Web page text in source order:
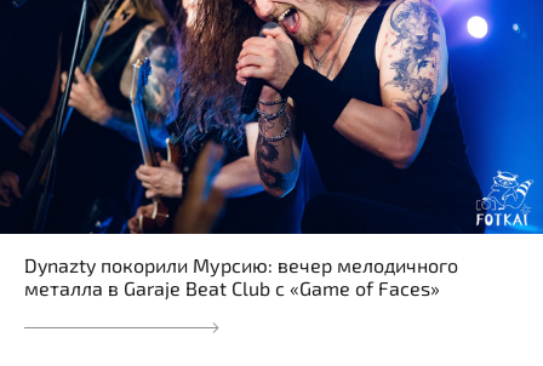
Dynazty покорили Мурсию: вечер мелодичного
металла в Garaje Beat Club с «Game of Faces»